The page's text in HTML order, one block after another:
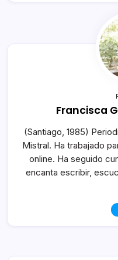
Francisca
(Santiago, 1985)
Mistral. Ha trabajado
online. Ha seguido
encanta escribir,